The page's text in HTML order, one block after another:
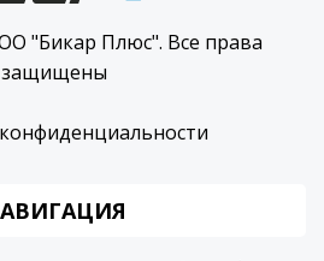
"Бикар Плюс". Все права
защищены